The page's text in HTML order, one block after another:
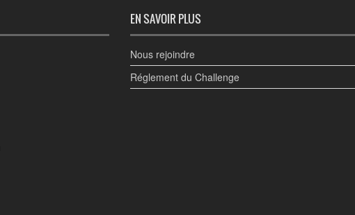
EN SAVOIR PLUS
Nous rejoindre
Réglement du Challenge